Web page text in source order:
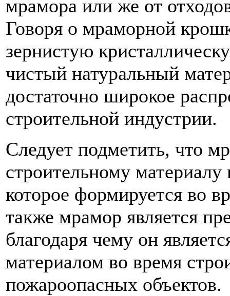
мрамора или же от
Говоря о мраморной
зернистую
чистый натуральный
достаточно широкое
строительной индустрии.
Следует подметить, что
строительному
которое формируется во
также мрамор является
благодаря чему он
материалом во время
пожароопасных объектов.